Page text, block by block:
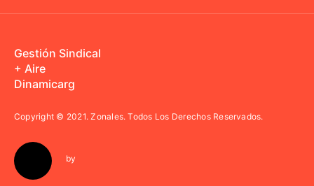
Gestión Sindical
+ Aire
Dinamicarg
Copyright © 2021.Zonales. Todos Los Derechos Reservados.
by